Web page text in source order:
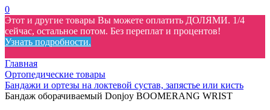
0
Этот и другие товары Вы можете оплатить ДОЛЯМИ. 1/4
сейчас, остальное потом. Без переплат и процентов!
Узнать подробности.
Главная
Ортопедические товары
Бандажи и ортезы на локтевой сустав, запястье или кисть
Бандаж оборачиваемый Donjoy BOOMERANG WRIST